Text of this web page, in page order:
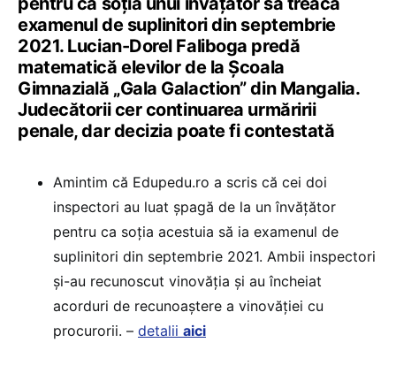
examenul de suplinitori din septembrie
2021. Lucian-Dorel Faliboga predă
matematică elevilor de la Școala
Gimnazială „Gala Galaction” din Mangalia.
Judecătorii cer continuarea urmăririi
penale, dar decizia poate fi contestată
Amintim că Edupedu.ro a scris că cei doi
inspectori au luat șpagă de la un învățător
pentru ca soția acestuia să ia examenul de
suplinitori din septembrie 2021. Ambii inspectori
și-au recunoscut vinovăția și au încheiat
acorduri de recunoaștere a vinovăției cu
procurorii. – detalii aici